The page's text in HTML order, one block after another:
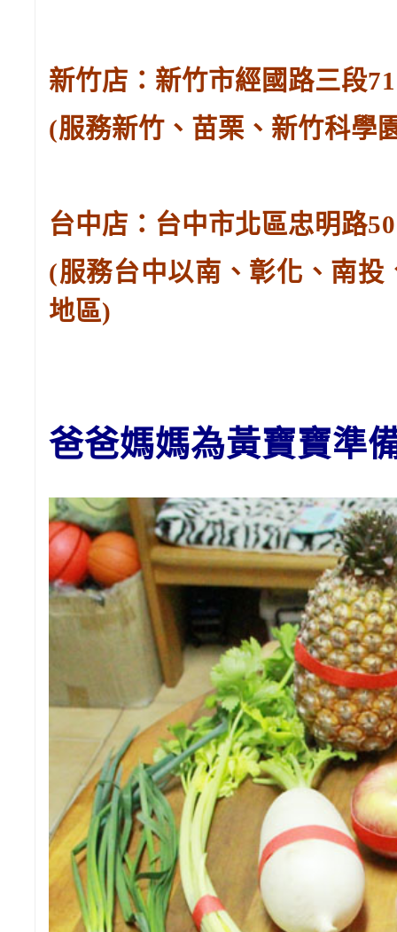
新竹店：新竹市經國路三段
(服務新竹、苗栗、新竹科學
台中店：台中市北區忠明路
(服務台中以南、彰化、南
地區)
爸爸媽媽為黃寶寶準